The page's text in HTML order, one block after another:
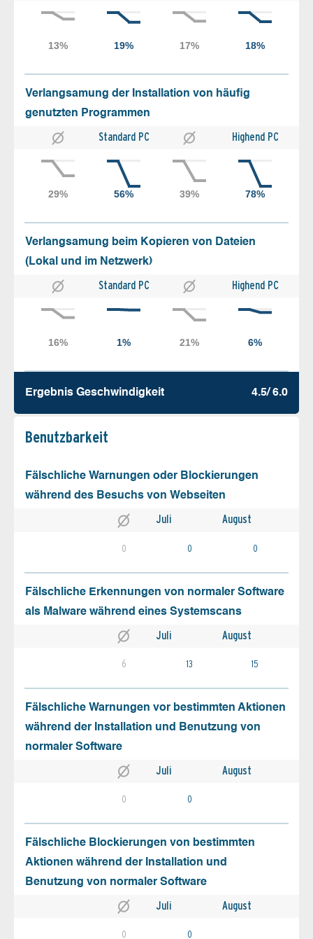
Verlangsamung der Installation von häufig
genutzten Programmen
Standard PC Highend PC
Verlangsamung beim Kopieren von Dateien
(Lokal und im Netzwerk)
Standard PC Highend PC
Ergebnis Geschw­indigkeit 4.5/ 6.0
Benutz­barkeit
Fälschliche Warnungen oder Blockierungen
während des Besuchs von Webseiten
Juli August
0 0 0
Fälschliche Erkennungen von normaler Software
als Malware während eines Systemscans
Juli August
6 13 15
Fälschliche Warnungen vor bestimmten Aktionen
während der Installation und Benutzung von
normaler Software
Juli August
0 0
Fälschliche Blockierungen von bestimmten
Aktionen während der Installation und
Benutzung von normaler Software
Juli August
0 0